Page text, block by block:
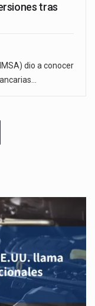
tras
dio a conocer